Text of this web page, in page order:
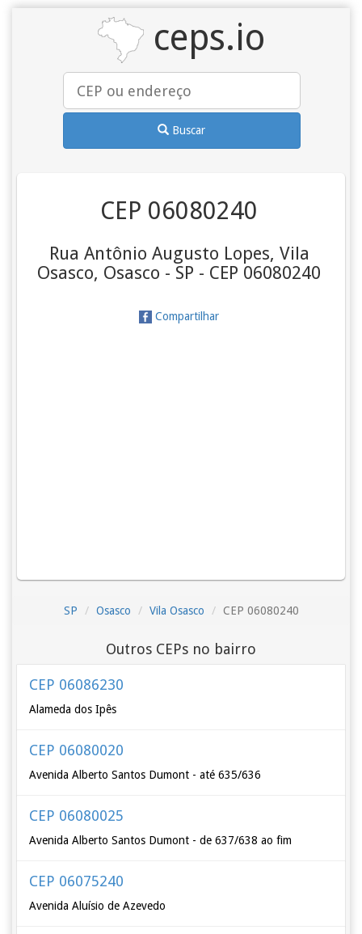
ceps.io
Buscar
CEP 06080240
Rua Antônio Augusto Lopes, Vila
Osasco, Osasco - SP - CEP 06080240
Compartilhar
SP Osasco Vila Osasco CEP 06080240
Outros CEPs no bairro
CEP 06086230
Alameda dos Ipês
CEP 06080020
Avenida Alberto Santos Dumont - até 635/636
CEP 06080025
Avenida Alberto Santos Dumont - de 637/638 ao fim
CEP 06075240
Avenida Aluísio de Azevedo